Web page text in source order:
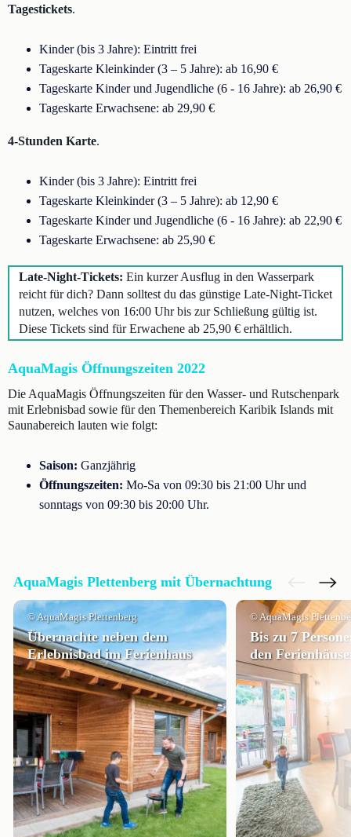
Tagestickets.
Kinder (bis 3 Jahre): Eintritt frei
Tageskarte Kleinkinder (3 – 5 Jahre): ab 16,90 €
Tageskarte Kinder und Jugendliche (6 - 16 Jahre): ab 26,90 €
Tageskarte Erwachsene: ab 29,90 €
4-Stunden Karte.
Kinder (bis 3 Jahre): Eintritt frei
Tageskarte Kleinkinder (3 – 5 Jahre): ab 12,90 €
Tageskarte Kinder und Jugendliche (6 - 16 Jahre): ab 22,90 €
Tageskarte Erwachsene: ab 25,90 €
Late-Night-Tickets: Ein kurzer Ausflug in den Wasserpark
reicht für dich? Dann solltest du das günstige Late-Night-Ticket
nutzen, welches von 16:00 Uhr bis zur Schließung gültig ist.
Diese Tickets sind für Erwachene ab 25,90 € erhältlich.
AquaMagis Öffnungszeiten 2022
Die AquaMagis Öffnungszeiten für den Wasser- und Rutschenpark
mit Erlebnisbad sowie für den Themenbereich Karibik Islands mit
Saunabereich lauten wie folgt:
Saison: Ganzjährig
Öffnungszeiten: Mo-Sa von 09:30 bis 21:00 Uhr und
sonntags von 09:30 bis 20:00 Uhr.
AquaMagis Plettenberg mit Übernachtung
© AquaMagis Plettenberg
Übernachte neben dem
Erlebnisbad im Ferienhaus
© AquaMagis
Bis zu 7
den